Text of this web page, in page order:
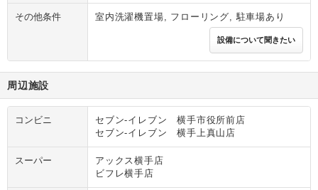
その他条件 室内洗濯機置場, フローリング, 駐車場あり
設備について聞きたい
周辺施設
コンビニ
セブン‐イレブン 横手市役所前店
セブン‐イレブン 横手上真山店
スーパー
アックス横手店
ビフレ横手店